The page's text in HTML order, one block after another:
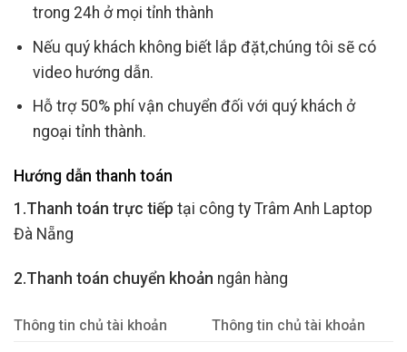
trong 24h ở mọi tỉnh thành
Nếu quý khách không biết lắp đặt,chúng tôi sẽ có
video hướng dẫn.
Hỗ trợ 50% phí vận chuyển đối với quý khách ở
ngoại tỉnh thành.
Hướng dẫn thanh toán
1.Thanh toán trực tiếp tại công ty Trâm Anh Laptop
Đà Nẵng
2.Thanh toán chuyển khoản ngân hàng
Thông tin chủ tài khoản Thông tin chủ tài khoản